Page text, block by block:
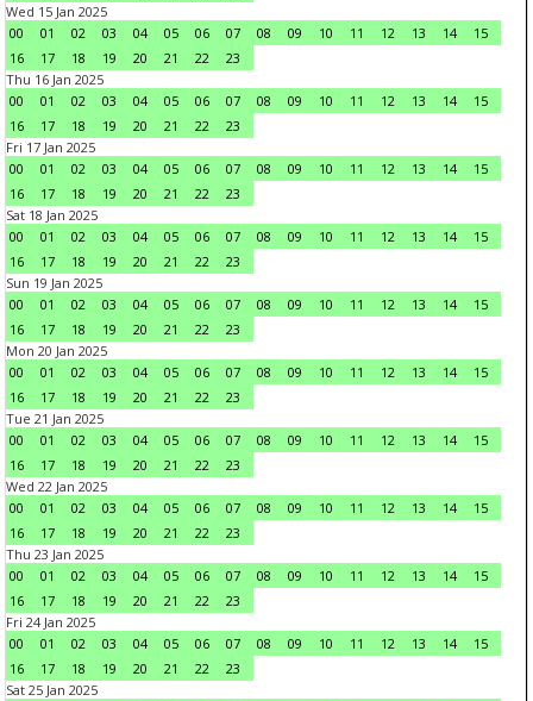
Wed 15 Jan 2025
00
01 02 03 04 05 06 07 08 09 10 11 12 13 14
15
16
17 18 19 20 21 22
23
Thu 16 Jan 2025
00
01 02 03 04 05 06 07 08 09 10 11 12 13 14
15
16
17 18 19 20 21 22
23
Fri 17 Jan 2025
00
01 02 03 04 05 06 07 08 09 10 11 12 13 14
15
16
17 18 19 20 21 22
23
Sat 18 Jan 2025
00
01 02 03 04 05 06 07 08 09 10 11 12 13 14
15
16
17 18 19 20 21 22
23
Sun 19 Jan 2025
00
01 02 03 04 05 06 07 08 09 10 11 12 13 14
15
16
17 18 19 20 21 22
23
Mon 20 Jan 2025
00
01 02 03 04 05 06 07 08 09 10 11 12 13 14
15
16
17 18 19 20 21 22
23
Tue 21 Jan 2025
00
01 02 03 04 05 06 07 08 09 10 11 12 13 14
15
16
17 18 19 20 21 22
23
Wed 22 Jan 2025
00
01 02 03 04 05 06 07 08 09 10 11 12 13 14
15
16
17 18 19 20 21 22
23
Thu 23 Jan 2025
00
01 02 03 04 05 06 07 08 09 10 11 12 13 14
15
16
17 18 19 20 21 22
23
Fri 24 Jan 2025
00
01 02 03 04 05 06 07 08 09 10 11 12 13 14
15
16
17 18 19 20 21 22
23
Sat 25 Jan 2025